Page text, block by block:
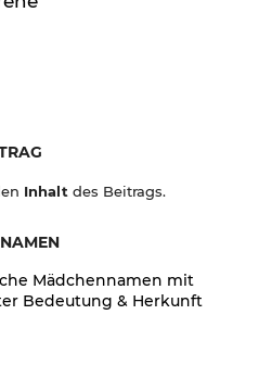
Inhalt des Beitrags.
Mädchennamen mit
Bedeutung & Herkunft